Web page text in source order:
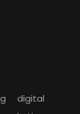
digital